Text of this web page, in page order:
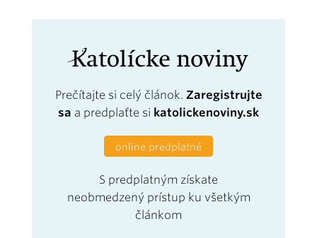
Prečítajte si celý článok. Zaregistrujte
sa a predplaťte si katolickenoviny.sk
online predplatné
S predplatným získate
neobmedzený prístup ku všetkým
článkom